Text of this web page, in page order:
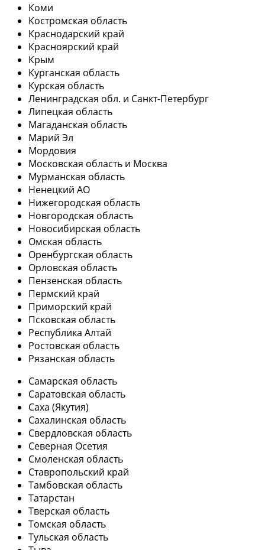
Коми
Костромская область
Краснодарский край
Красноярский край
Крым
Курганская область
Курская область
Ленинградская обл. и Санкт-Петербург
Липецкая область
Магаданская область
Марий Эл
Мордовия
Московская область и Москва
Мурманская область
Ненецкий АО
Нижегородская область
Новгородская область
Новосибирская область
Омская область
Оренбургская область
Орловская область
Пензенская область
Пермский край
Приморский край
Псковская область
Республика Алтай
Ростовская область
Рязанская область
Самарская область
Саратовская область
Саха (Якутия)
Сахалинская область
Свердловская область
Северная Осетия
Смоленская область
Ставропольский край
Тамбовская область
Татарстан
Тверская область
Томская область
Тульская область